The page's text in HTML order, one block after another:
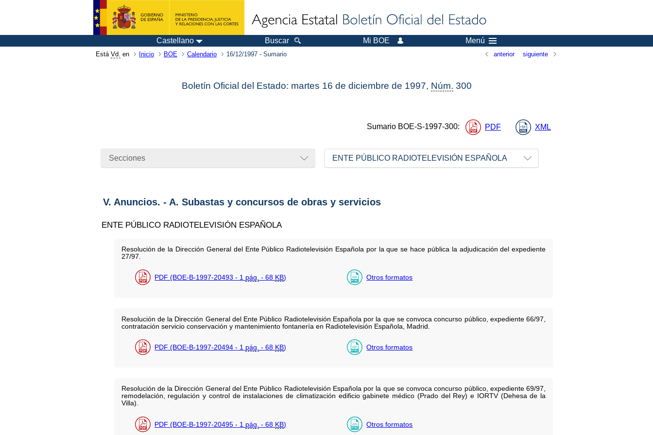
Castellano Buscar Mi BOE Menú
Está Vd. en Inicio BOE Calendario 16/12/1997 - Sumario anterior siguiente
Boletín Oficial del Estado: martes 16 de diciembre de 1997, Núm. 300
Sumario BOE-S-1997-300: PDF XML
Secciones ENTE PÚBLICO RADIOTELEVISIÓN ESPAÑOLA
V. Anuncios. - A. Subastas y concursos de obras y servicios
ENTE PÚBLICO RADIOTELEVISIÓN ESPAÑOLA
Resolución de la Dirección General del Ente Público Radiotelevisión Española por la que se hace pública la adjudicación del expediente
27/97.
PDF (BOE-B-1997-20493 - 1 pág. - 68 KB) Otros formatos
Resolución de la Dirección General del Ente Público Radiotelevisión Española por la que se convoca concurso público, expediente 66/97,
contratación servicio conservación y mantenimiento fontanería en Radiotelevisión Española, Madrid.
PDF (BOE-B-1997-20494 - 1 pág. - 68 KB) Otros formatos
Resolución de la Dirección General del Ente Público Radiotelevisión Española por la que se convoca concurso público, expediente 69/97,
remodelación, regulación y control de instalaciones de climatización edificio gabinete médico (Prado del Rey) e IORTV (Dehesa de la
Villa).
PDF (BOE-B-1997-20495 - 1 pág. - 68 KB) Otros formatos